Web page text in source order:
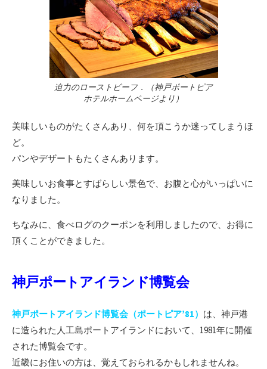
迫力のローストビーフ．（神戸ポートピア
ホテルホームページより）
美味しいものがたくさんあり、何を頂こうか迷ってしまうほ
ど。
パンやデザートもたくさんあります。
美味しいお食事とすばらしい景色で、お腹と心がいっぱいに
なりました。
ちなみに、食べログのクーポンを利用しましたので、お得に
頂くことができました。
神戸ポートアイランド博覧会
神戸ポートアイランド博覧会（ポートピア’81） は、神戸港
に造られた人工島ポートアイランドにおいて、1981年に開催
された博覧会です。
近畿にお住いの方は、覚えておられるかもしれませんね。